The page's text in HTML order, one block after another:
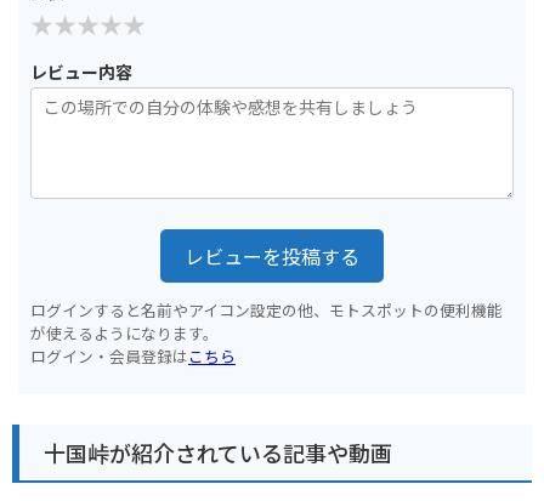
レビュー内容
レビューを投稿する
ログインすると名前やアイコン設定の他、モトスポットの便利機能
が使えるようになります。
ログイン・会員登録はこちら
十国峠が紹介されている記事や動画